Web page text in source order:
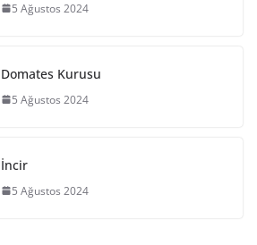
5 Ağustos 2024
Domates Kurusu
5 Ağustos 2024
İncir
5 Ağustos 2024